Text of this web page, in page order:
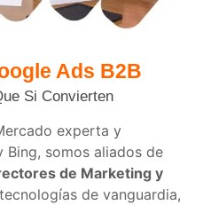
Ads B2B
Si Convierten
experta y
somos aliados de
de Marketing y
de vanguardia,